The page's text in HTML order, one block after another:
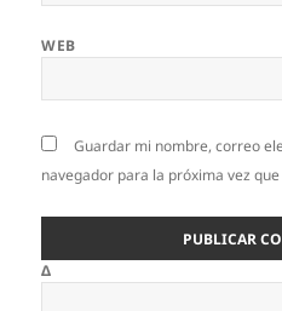
WEB
Guardar mi nombre, correo
navegador para la próxima vez
Δ